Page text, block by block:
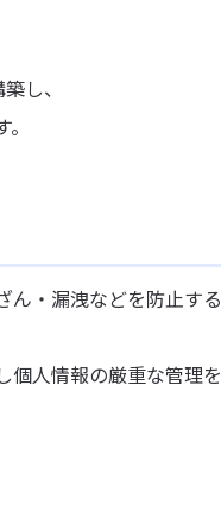
し、
ん・漏洩などを防止する
個人情報の厳重な管理を